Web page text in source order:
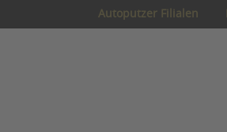
Autoputzer Filialen